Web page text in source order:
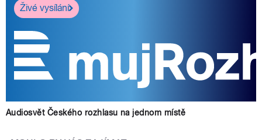
Živé vysílání
Audiosvět Českého rozhlasu na jednom místě